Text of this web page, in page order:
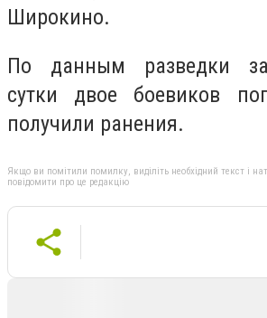
Широкино.
По данным разведки
сутки двое боевиков
получили ранения.
Якщо ви помітили помилку, виділіть необхідний текст і
повідомити про це редакцію